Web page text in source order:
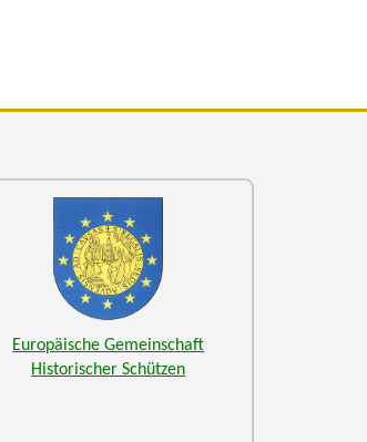
Europäische Gemeinschaft
Historischer Schützen